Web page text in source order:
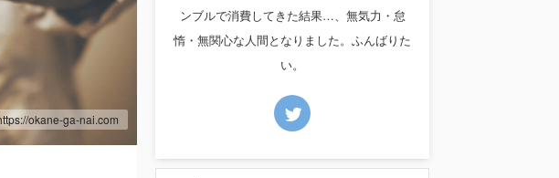
okane-ga-nai.com
ンブルで消費してきた結果…、無気力・怠
惰・無関心な人間となりました。ふんばりた
い。